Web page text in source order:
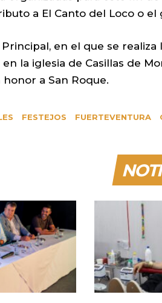
a El Canto del Loco o
en el que se
la iglesia de Casillas de
a San Roque.
FESTEJOS FUERTEVENTURA